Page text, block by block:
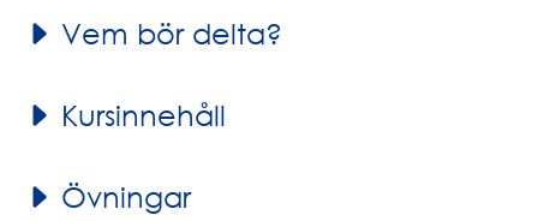
Vem bör delta?
Kursinnehåll
Övningar